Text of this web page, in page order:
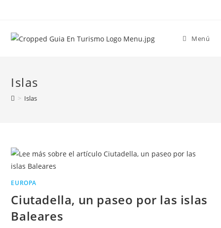
Menú
Islas
> Islas
EUROPA
Ciutadella, un paseo por las islas
Baleares